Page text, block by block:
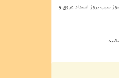
سبب بروز انسداد عروق و